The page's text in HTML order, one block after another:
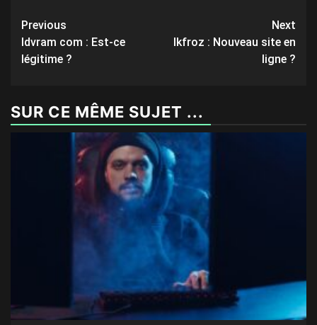
Post
navigation
Previous
Idvram com : Est-ce
légitime ?
Next
Ikfroz : Nouveau site en
ligne ?
SUR CE MÊME SUJET ...